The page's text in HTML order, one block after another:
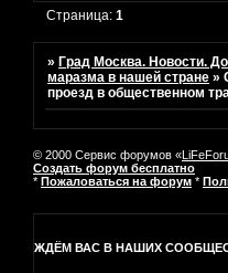
Страница:1
»Град Москва. Новости.
маразма в нашей стране »
проезд в общественном
© 2000 Сервис форумов «
Создать форум бесплатно
* Пожаловаться на форум *
ЖДЁМ ВАС В НАШИХ